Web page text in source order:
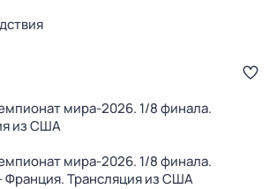
мира-2026. 1/8 финала.
из США
мира-2026. 1/8 финала.
Франция. Трансляция из США